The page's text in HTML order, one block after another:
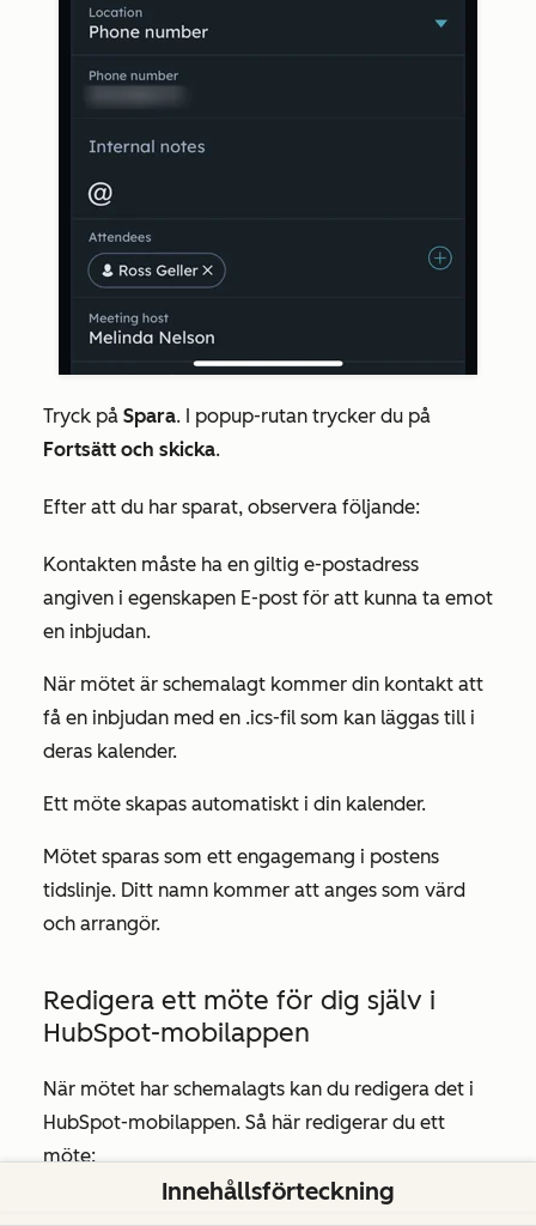
Tryck på Spara. I popup-rutan trycker du på
Fortsätt och skicka.
Efter att du har sparat, observera följande:
Kontakten måste ha en giltig e-postadress
angiven i egenskapen E-post för att kunna ta emot
en inbjudan.
När mötet är schemalagt kommer din kontakt att
få en inbjudan med en .ics-fil som kan läggas till i
deras kalender.
Ett möte skapas automatiskt i din kalender.
Mötet sparas som ett engagemang i postens
tidslinje. Ditt namn kommer att anges som värd
och arrangör.
Redigera ett möte för dig själv i
HubSpot-mobilappen
När mötet har schemalagts kan du redigera det i
HubSpot-mobilappen. Så här redigerar du ett
möte:
Innehållsförteckning